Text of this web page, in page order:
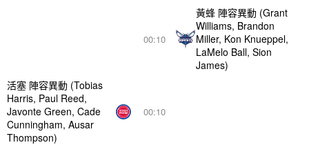
00:10
活塞 陣容異動 (Tobias
Harris, Paul Reed,
Javonte Green, Cade
Cunningham, Ausar
Thompson)
00:10
黃蜂 陣容異動 (Grant
Williams, Brandon
Miller, Kon Knueppel,
LaMelo Ball, Sion
James)